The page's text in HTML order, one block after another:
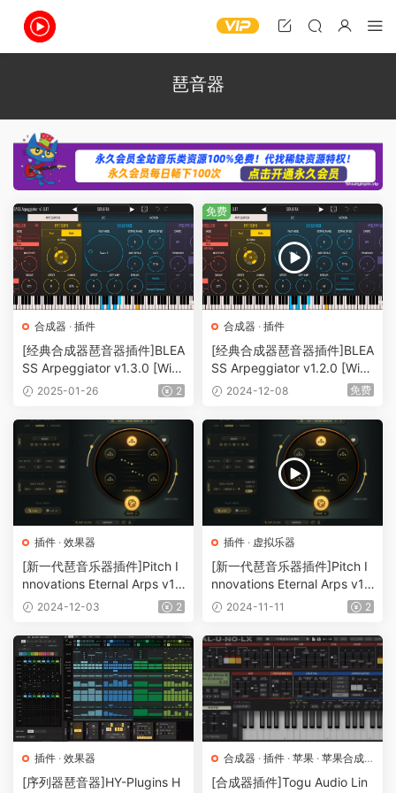
琶音器
合成器 · 插件
[经典合成器琶音器插件]BLEA
SS Arpeggiator v1.3.0 [Wi
N]（7.28MB）
2025-01-26 2
合成器 · 插件
[经典合成器琶音器插件]BLEA
SS Arpeggiator v1.2.0 [WiN]
（12Mb）
2024-12-08 免费
免费
插件 · 效果器
[新一代琶音乐器插件]Pitch I
nnovations Eternal Arps v1.
0.2 [WiN]（338.2MB）
2024-12-03 2
插件 · 虚拟乐器
[新一代琶音乐器插件]Pitch I
nnovations Eternal Arps v1.
0.0 [WiN]（346.4MB）
2024-11-11 2
插件 · 效果器
[序列器琶音器]HY-Plugins H
合成器 · 插件 · 苹果 · 苹果合成
[合成器插件]Togu Audio Lin